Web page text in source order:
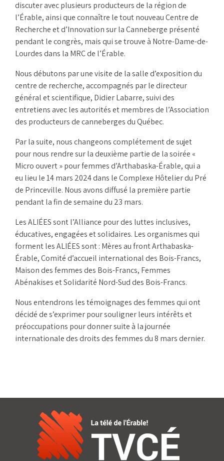
discuter avec plusieurs producteurs de la région de
l’Érable, ainsi que connaître le tout nouveau Centre de
Recherche et d’Innovation sur la Canneberge présenté
pendant le congrès, mais qui se trouve à Notre-Dame-de-
Lourdes dans la MRC de l’Érable.
Nous débutons par une visite de la salle d’exposition du
centre de recherche, accompagnés par le directeur
général et scientifique, Didier Labarre, suivi des
entretiens avec les autorités et membres de l’Association
des producteurs de canneberges du Québec.
Par la suite, nous changeons complétement de sujet
pour nous rendre sur la deuxième partie de la soirée «
Micro ouvert » pour femmes d’Arthabaska-Érable, qui a
eu lieu le 14 mars 2024 dans le Complexe Hôtelier du Pré
de Princeville. Nous avons diffusé la première partie
pendant la fin de semaine du 23 mars.
Les ALIÉES sont l’Alliance pour des luttes inclusives,
éducatives, engagées et solidaires. Les organismes qui
forment les ALIÉES sont : Mères au front Arthabaska-
Érable, Comité d’accueil international des Bois-Francs,
Maison des femmes des Bois-Francs, Femmes
Abénakises et Solidarité Nord-Sud des Bois-Francs.
Nous entendrons les témoignages des femmes qui ont
décidé de s’exprimer pour souligner leurs intérêts et
préoccupations pour donner suite à la journée
internationale des droits des femmes du 8 mars dernier.